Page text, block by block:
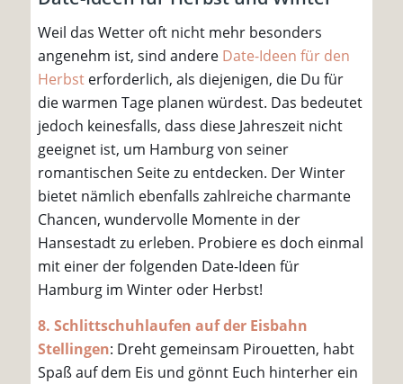
Weil das Wetter oft nicht mehr besonders
angenehm ist, sind andere Date-Ideen für den
Herbsterforderlich, als diejenigen, die Du für
die warmen Tage planen würdest. Das bedeutet
jedoch keinesfalls, dass diese Jahreszeit nicht
geeignet ist, um Hamburg von seiner
romantischen Seite zu entdecken. Der Winter
bietet nämlich ebenfalls zahlreiche charmante
Chancen, wundervolle Momente in der
Hansestadt zu erleben. Probiere es doch einmal
mit einer der folgenden Date-Ideen für
Hamburg im Winter oder Herbst!
8. Schlittschuhlaufen auf der Eisbahn
Stellingen: Dreht gemeinsam Pirouetten, habt
Spaß auf dem Eis und gönnt Euch hinterher ein